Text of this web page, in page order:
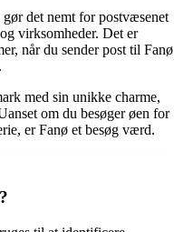
det nemt for postvæsenet
virksomheder. Det er
når du sender post til Fanø
med sin unikke charme,
om du besøger øen for
er Fanø et besøg værd.